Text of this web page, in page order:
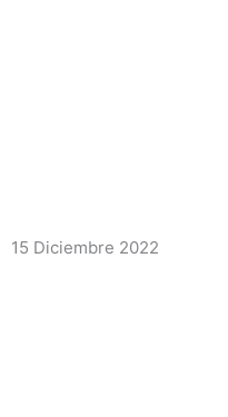
15 Diciembre 2022